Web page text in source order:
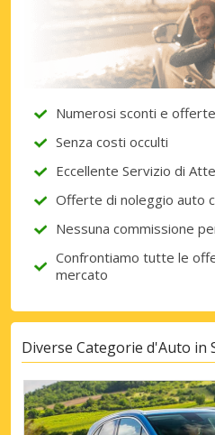
Numerosi sconti e
Senza costi occulti
Eccellente Servizio di
Offerte di noleggio auto
Nessuna commissione
Confrontiamo tutte le
mercato
Diverse Categorie d'Auto in